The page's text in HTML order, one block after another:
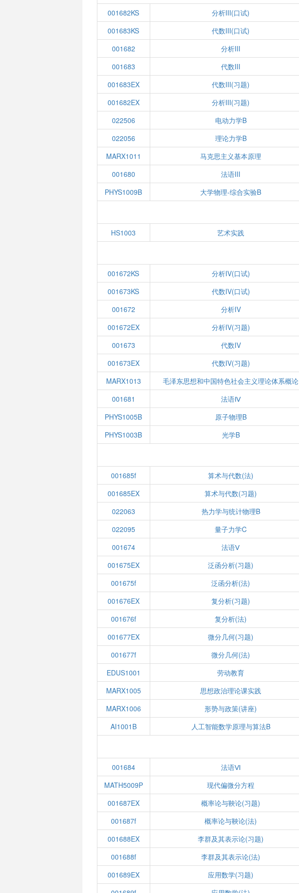
001682KS 分析III(口试)
001683KS
代数III(口试)
001682
分析III
001683
代数III
001683EX
代数III(习题)
001682EX
分析III(习题)
022506
电动力学B
022056
理论力学B
MARX1011
马克思主义基本原理
001680
法语III
PHYS1009B
大学物理-综合实验B
HS1003 艺术实践
001672KS 分析IV(口试)
001673KS
代数IV(口试)
001672
分析IV
001672EX
分析IV(习题)
001673
代数IV
001673EX
代数IV(习题)
MARX1013
毛泽东思想和中国特色社会主义理论体系概论
001681
法语Ⅳ
PHYS1005B
原子物理B
PHYS1003B
光学B
001685f 算术与代数(法)
001685EX
算术与代数(习题)
022063
热力学与统计物理B
022095
量子力学C
001674
法语Ⅴ
001675EX
泛函分析(习题)
001675f
泛函分析(法)
001676EX
复分析(习题)
001676f
复分析(法)
001677EX
微分几何(习题)
001677f
微分几何(法)
EDUS1001
劳动教育
MARX1005
思想政治理论课实践
MARX1006
形势与政策(讲座)
AI1001B
人工智能数学原理与算法B
001684 法语Ⅵ
MATH5009P
现代偏微分方程
001687EX
概率论与鞅论(习题)
001687f
概率论与鞅论(法)
001688EX
李群及其表示论(习题)
001688f
李群及其表示论(法)
001689EX
应用数学(习题)